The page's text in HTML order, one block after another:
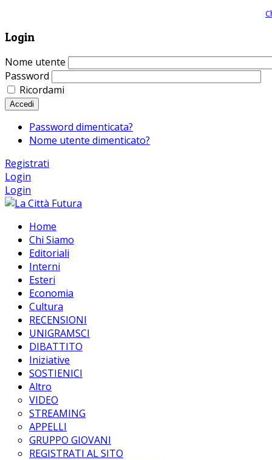
Login
Nome utente
Password
Ricordami
Accedi
Password dimenticata?
Nome utente dimenticato?
Registrati
Login
Login
Home
Chi Siamo
Editoriali
Interni
Esteri
Economia
Cultura
RECENSIONI
UNIGRAMSCI
DIBATTITO
Iniziative
SOSTIENICI
Altro
VIDEO
STREAMING
APPELLI
GRUPPO GIOVANI
REGISTRATI AL SITO